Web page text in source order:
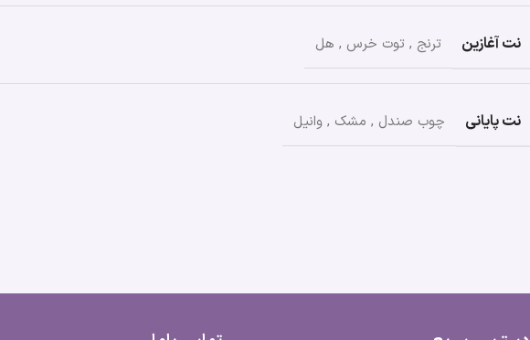
نت آغازین ترنج , توت خرس , هل
نت پایانی چوب صندل , مشک , وانیل